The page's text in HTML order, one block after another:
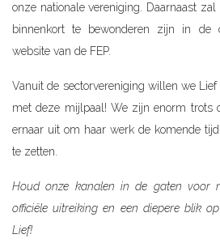
onze nationale vereniging. Daarnaast
binnenkort te bewonderen zijn in de
website van de FEP.
Vanuit de sectorvereniging willen we
met deze mijlpaal! We zijn enorm trots
ernaar uit om haar werk de komende
te zetten.
Houd onze kanalen in de gaten voor
officiële uitreiking en een diepere blik
Lief!